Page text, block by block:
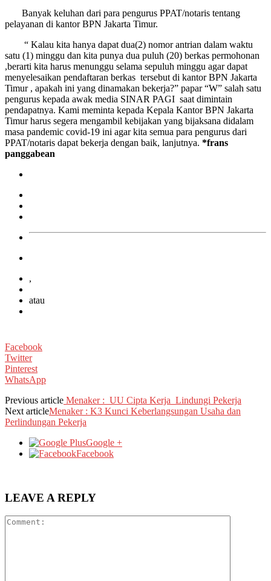
Banyak keluhan dari para pengurus PPAT/notaris tentang
pelayanan di kantor BPN Jakarta Timur.
“ Kalau kita hanya dapat dua(2) nomor antrian dalam waktu
satu (1) minggu dan kita punya dua puluh (20) berkas permohonan
,berarti kita harus menunggu selama sepuluh minggu agar dapat
menyelesaikan pendaftaran berkas tersebut di kantor BPN Jakarta
Timur , apakah ini yang dinamakan bekerja?” papar “W” salah satu
pengurus kepada awak media SINAR PAGI saat dimintain
pendapatnya. Kami meminta kepada Kepala Kantor BPN Jakarta
Timur harus segera mengambil kebijakan yang bijaksana didalam
masa pandemic covid-19 ini agar kita semua para pengurus dari
PPAT/notaris dapat bekerja dengan baik, lanjutnya. *frans
panggabean
,
atau
Facebook
Twitter
Pinterest
WhatsApp
Previous article Menaker : UU Cipta Kerja Lindungi Pekerja
Next articleMenaker : K3 Kunci Keberlangsungan Usaha dan
Perlindungan Pekerja
Google +
Facebook
LEAVE A REPLY